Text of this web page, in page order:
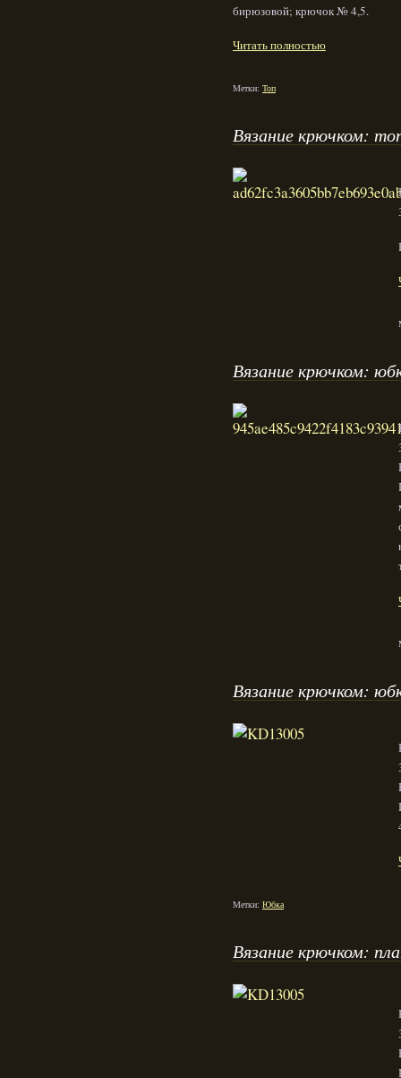
бирюзовой; крючок № 4,5.
Читать полностью
Метки: Топ
Вязание крючком:
Вязание крючком:
Вязание крючком:
Метки: Юбка
Вязание крючком: